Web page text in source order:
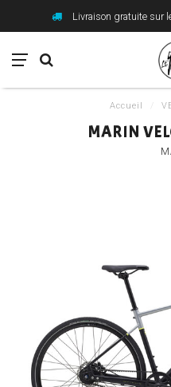
Livraison gratuite sur
Accueil
MARIN